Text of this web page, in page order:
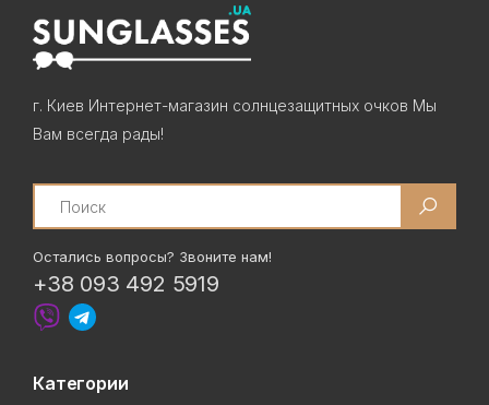
г. Киев Интернет-магазин солнцезащитных очков Мы
Вам всегда рады!
Search
Остались вопросы? Звоните нам!
+38 093 492 5919
Категории